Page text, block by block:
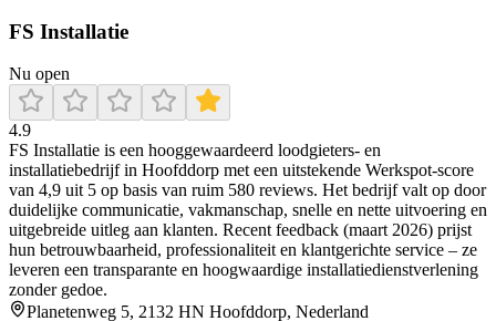
FS Installatie
Nu open
4.9
FS Installatie is een hooggewaardeerd loodgieters- en
installatiebedrijf in Hoofddorp met een uitstekende Werkspot-score
van 4,9 uit 5 op basis van ruim 580 reviews. Het bedrijf valt op door
duidelijke communicatie, vakmanschap, snelle en nette uitvoering en
uitgebreide uitleg aan klanten. Recent feedback (maart 2026) prijst
hun betrouwbaarheid, professionaliteit en klantgerichte service – ze
leveren een transparante en hoogwaardige installatiedienstverlening
zonder gedoe.
Planetenweg 5, 2132 HN Hoofddorp, Nederland